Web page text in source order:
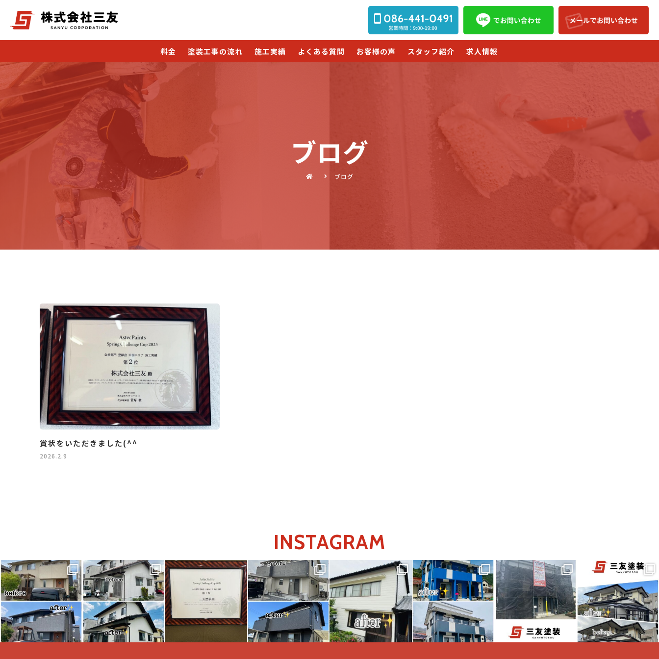
料金 塗装工事の流れ 施工実績 よくある質問 お客様の声 スタッフ紹介 求人情報
ブログ
ブログ
賞状をいただきました(^^
2026.2.9
INSTAGRAM
こちらは先日完工しまし
た倉敷市O様邸
外壁屋根塗装施工事例に
なります
...
こちらは先日完工しまし
た総社市K様邸
外壁塗装工事
施工事例になります
...
アステックペイント様よ
賞状を頂きました
春季チャレンジカップ
2024にて...
こちらは先日完工しまし
た倉敷市U様邸
外壁屋根塗装、玄関扉シ
ート貼り工事の
こちらは先日完工しまし
た倉敷市I様邸
外壁塗装工事施工事例に
なります
...
こちらは先日完工しまし
た岡山県新見市I様邸
外壁塗装工事施工事例に
なります
...
着工しました 岡山県新
見市I様邸
足場組立も終わり...
こちらは先日完工しまし
た倉敷市K様邸
屋根・外壁塗装、樋交換
工事の施工事例に...